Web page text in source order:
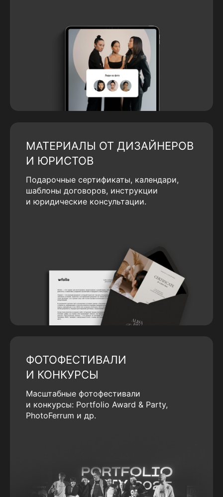
МАТЕРИАЛЫ ОТ ДИЗАЙНЕРОВ
И ЮРИСТОВ
Подарочные сертификаты, календари,
шаблоны договоров, инструкции
и юридические консультации.
ФОТОФЕСТИВАЛИ
И КОНКУРСЫ
Масштабные фотофестивали
и конкурсы: Portfolio Award & Party,
PhotoFerrum и др.